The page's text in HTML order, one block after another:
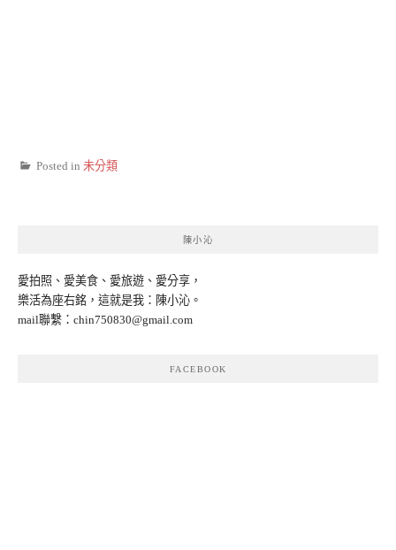
Posted in 未分類
陳小沁
愛拍照、愛美食、愛旅遊、愛分享，
樂活為座右銘，這就是我：陳小沁。
mail聯繫： chin750830@gmail.com
FACEBOOK